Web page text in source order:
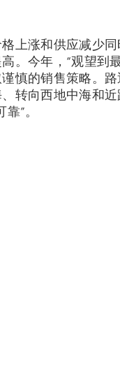
上涨和供应减少
。今年，“观望到
慎的销售策略。
转向西地中海和
”。